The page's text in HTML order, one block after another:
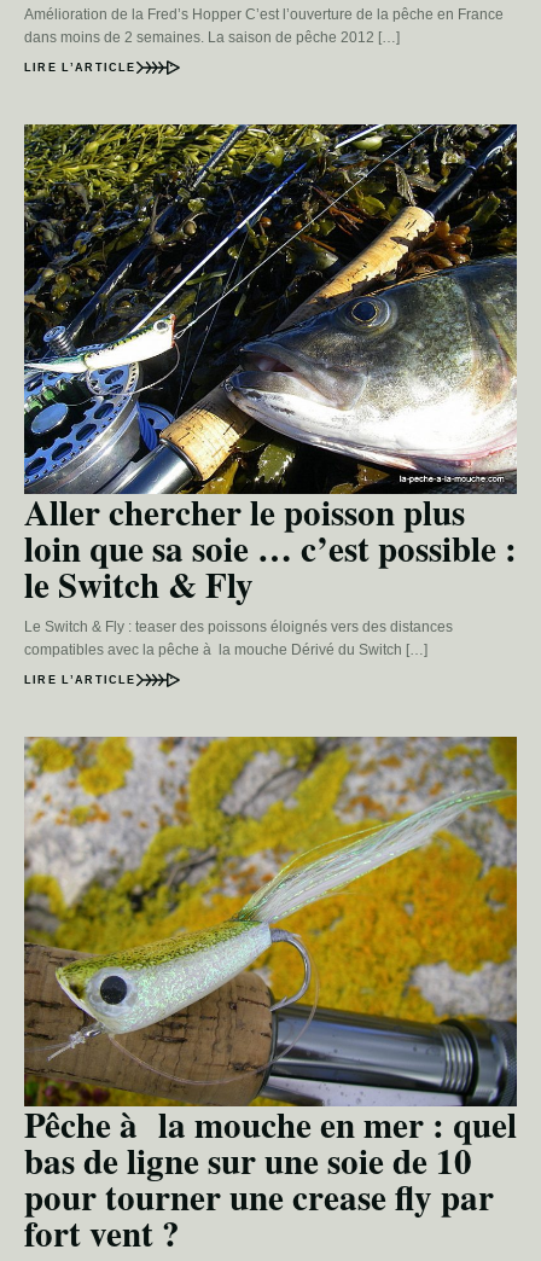
Amélioration de la Fred’s Hopper C’est l’ouverture de la pêche en France
dans moins de 2 semaines. La saison de pêche 2012 […]
LIRE L’ARTICLE
Aller chercher le poisson plus
loin que sa soie … c’est possible :
le Switch & Fly
Le Switch & Fly : teaser des poissons éloignés vers des distances
compatibles avec la pêche à la mouche Dérivé du Switch […]
LIRE L’ARTICLE
Pêche à la mouche en mer : quel
bas de ligne sur une soie de 10
pour tourner une crease fly par
fort vent ?